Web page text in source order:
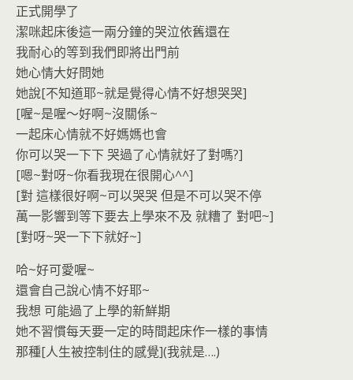
正式開學了
潔咪起床後這一兩分鐘的哭泣依舊還在
我耐心的等到我們即將出門前
她心情大好問她
她說[不知道耶~就是覺得心情不好想哭哭]
[喔~是喔～好啊~沒關係~
一起床心情就不好媽媽也會
你可以哭一下下 哭過了心情就好了對嗎?]
[嗯~對呀~你看我現在很開心^^]
[對 這樣很好啊~可以哭哭 但是不可以哭不停
萬一影響到等下要去上學來不及 就糟了 對吧~]
[對呀~哭一下下就好~]
哈~好可愛喔~
還會自己說心情不好耶~
我想 可能過了上學的新鮮期
她不習慣每天要一定的時間起床作一樣的事情
那種[人生被控制住的感覺](我就是….)